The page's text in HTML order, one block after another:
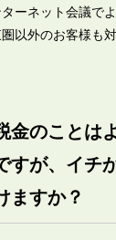
ーネット会議で
以外のお客様も
金のことは
すが、イチ
ますか？